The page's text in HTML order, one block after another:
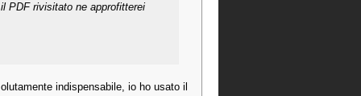
PDF rivisitato ne approfitterei
indispensabile, io ho usato il